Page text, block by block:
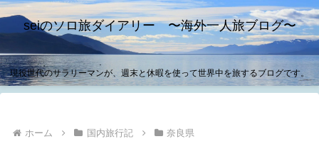
seiのソロ旅ダイアリー 〜海外一人旅ブログ〜
現役世代のサラリーマンが、週末と休暇を使って世界中を旅するブログです。
ホーム 国内旅行記 奈良県